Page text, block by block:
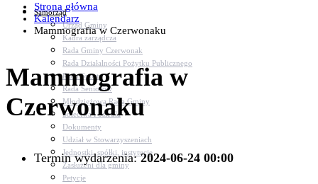
Samorząd
Urząd Gminy
Kadra zarządcza
Rada Gminy Czerwonak
Rada Działalności Pożytku Publicznego
Rada Sportu
Rada Seniorów
Młodzieżowa Rada Gminy
Sołectwa i osiedla
Dokumenty
Udział w Stowarzyszeniach
Jednostki, spółki, instytucje
Zasłużeni dla gminy
Petycje
Strona główna
Kalendarz
Mammografia w Czerwonaku
Mammografia w
Czerwonaku
Termin wydarzenia:2024-06-24 00:00